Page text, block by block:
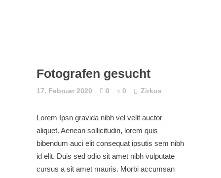
Fotografen gesucht
17. Februar 2020 0 0 Zirkus
Lorem Ipsn gravida nibh vel velit auctor
aliquet. Aenean sollicitudin, lorem quis
bibendum auci elit consequat ipsutis sem nibh
id elit. Duis sed odio sit amet nibh vulputate
cursus a sit amet mauris. Morbi accumsan